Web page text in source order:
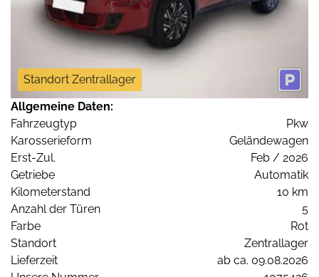
Standort Zentrallager
Allgemeine Daten:
Fahrzeugtyp
Pkw
Karosserieform
Geländewagen
Erst-Zul.
Feb / 2026
Getriebe
Automatik
Kilometerstand
10 km
Anzahl der Türen
5
Farbe
Rot
Standort
Zentrallager
Lieferzeit
ab ca. 09.08.2026